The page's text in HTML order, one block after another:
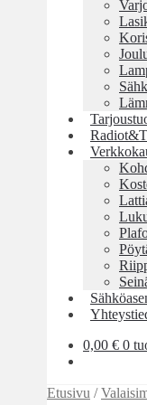
0,00 € 0
Etusivu /